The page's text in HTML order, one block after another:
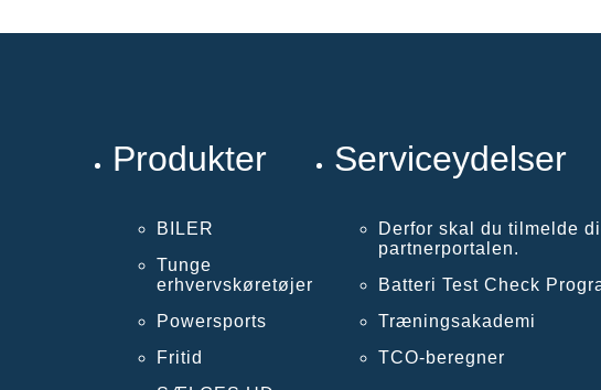
Produkter
BILER
Tunge
erhvervskøretøjer
Powersports
Fritid
Serviceydelser
Derfor skal du tilmelde
partnerportalen.
Batteri Test Check
Træningsakademi
TCO-beregner